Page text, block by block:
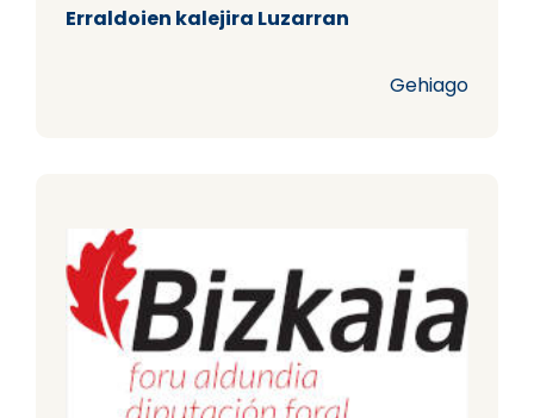
Erraldoien kalejira Luzarran
Gehiago